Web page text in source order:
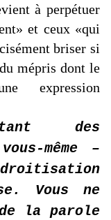
à perpétuer
et ceux «qui
briser si
mépris dont le
expression
des
même –
Vous ne
la parole